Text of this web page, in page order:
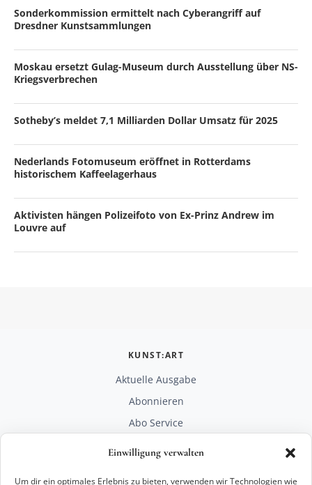
Einwilligung verwalten
Um dir ein optimales Erlebnis zu bieten, verwenden wir Technologien wie
Sonderkommission ermittelt nach Cyberangriff auf
Dresdner Kunstsammlungen
Moskau ersetzt Gulag-Museum durch Ausstellung über NS-
Kriegsverbrechen
Sotheby’s meldet 7,1 Milliarden Dollar Umsatz für 2025
Nederlands Fotomuseum eröffnet in Rotterdams
historischem Kaffeelagerhaus
Aktivisten hängen Polizeifoto von Ex-Prinz Andrew im
Louvre auf
KUNST:ART
Aktuelle Ausgabe
Abonnieren
Abo Service